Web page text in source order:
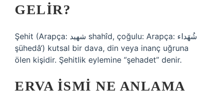
GELIR?
Şehit (Arapça: شهيد shahîd, çoğulu: Arapça: شُهَداء
şühedâ‘) kutsal bir dava, din veya inanç uğruna
ölen kişidir. Şehitlik eylemine “şehadet” denir.
ERVA ISMI NE ANLAMA